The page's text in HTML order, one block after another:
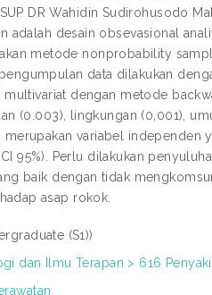
DR Wahidin Sudirohusodo
adalah desain obsevasional
metode nonprobability
data dilakukan
dengan metode
(0.003), lingkungan (0,001),
variabel independen
95%). Perlu dilakukan
baik dengan tidak
asap rokok.
(S1))
dan Ilmu Terapan > 616